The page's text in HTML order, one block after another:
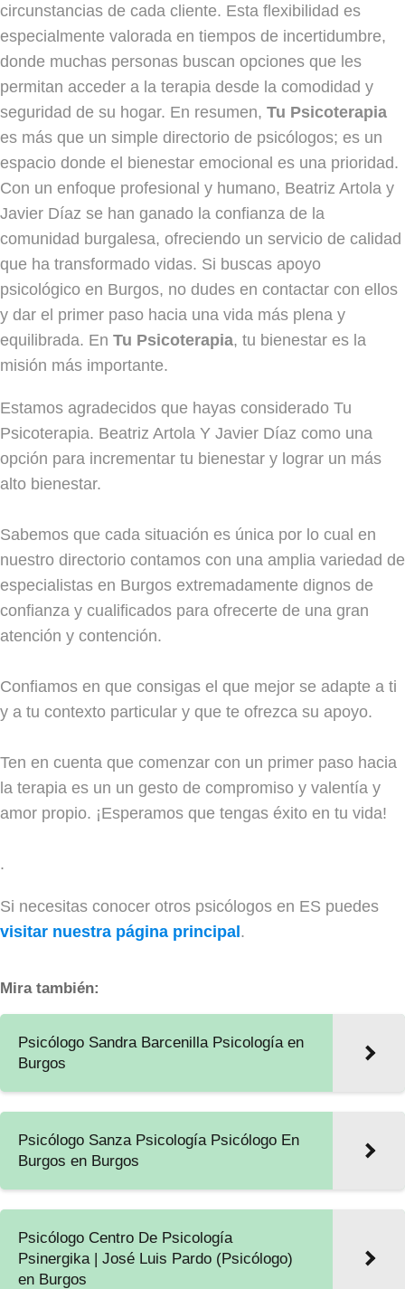
circunstancias de cada cliente. Esta flexibilidad es
especialmente valorada en tiempos de incertidumbre,
donde muchas personas buscan opciones que les
permitan acceder a la terapia desde la comodidad y
seguridad de su hogar. En resumen, Tu Psicoterapia
es más que un simple directorio de psicólogos; es un
espacio donde el bienestar emocional es una prioridad.
Con un enfoque profesional y humano, Beatriz Artola y
Javier Díaz se han ganado la confianza de la
comunidad burgalesa, ofreciendo un servicio de calidad
que ha transformado vidas. Si buscas apoyo
psicológico en Burgos, no dudes en contactar con ellos
y dar el primer paso hacia una vida más plena y
equilibrada. En Tu Psicoterapia, tu bienestar es la
misión más importante.
Estamos agradecidos que hayas considerado Tu
Psicoterapia. Beatriz Artola Y Javier Díaz como una
opción para incrementar tu bienestar y lograr un más
alto bienestar.
Sabemos que cada situación es única por lo cual en
nuestro directorio contamos con una amplia variedad de
especialistas en Burgos extremadamente dignos de
confianza y cualificados para ofrecerte de una gran
atención y contención.
Confiamos en que consigas el que mejor se adapte a ti
y a tu contexto particular y que te ofrezca su apoyo.
Ten en cuenta que comenzar con un primer paso hacia
la terapia es un un gesto de compromiso y valentía y
amor propio. ¡Esperamos que tengas éxito en tu vida!
.
Si necesitas conocer otros psicólogos en ES puedes
visitar nuestra página principal.
Mira también:
Psicólogo Sandra Barcenilla Psicología en
Burgos
Psicólogo Sanza Psicología Psicólogo En
Burgos en Burgos
Psicólogo Centro De Psicología
Psinergika | José Luis Pardo (Psicólogo)
en Burgos